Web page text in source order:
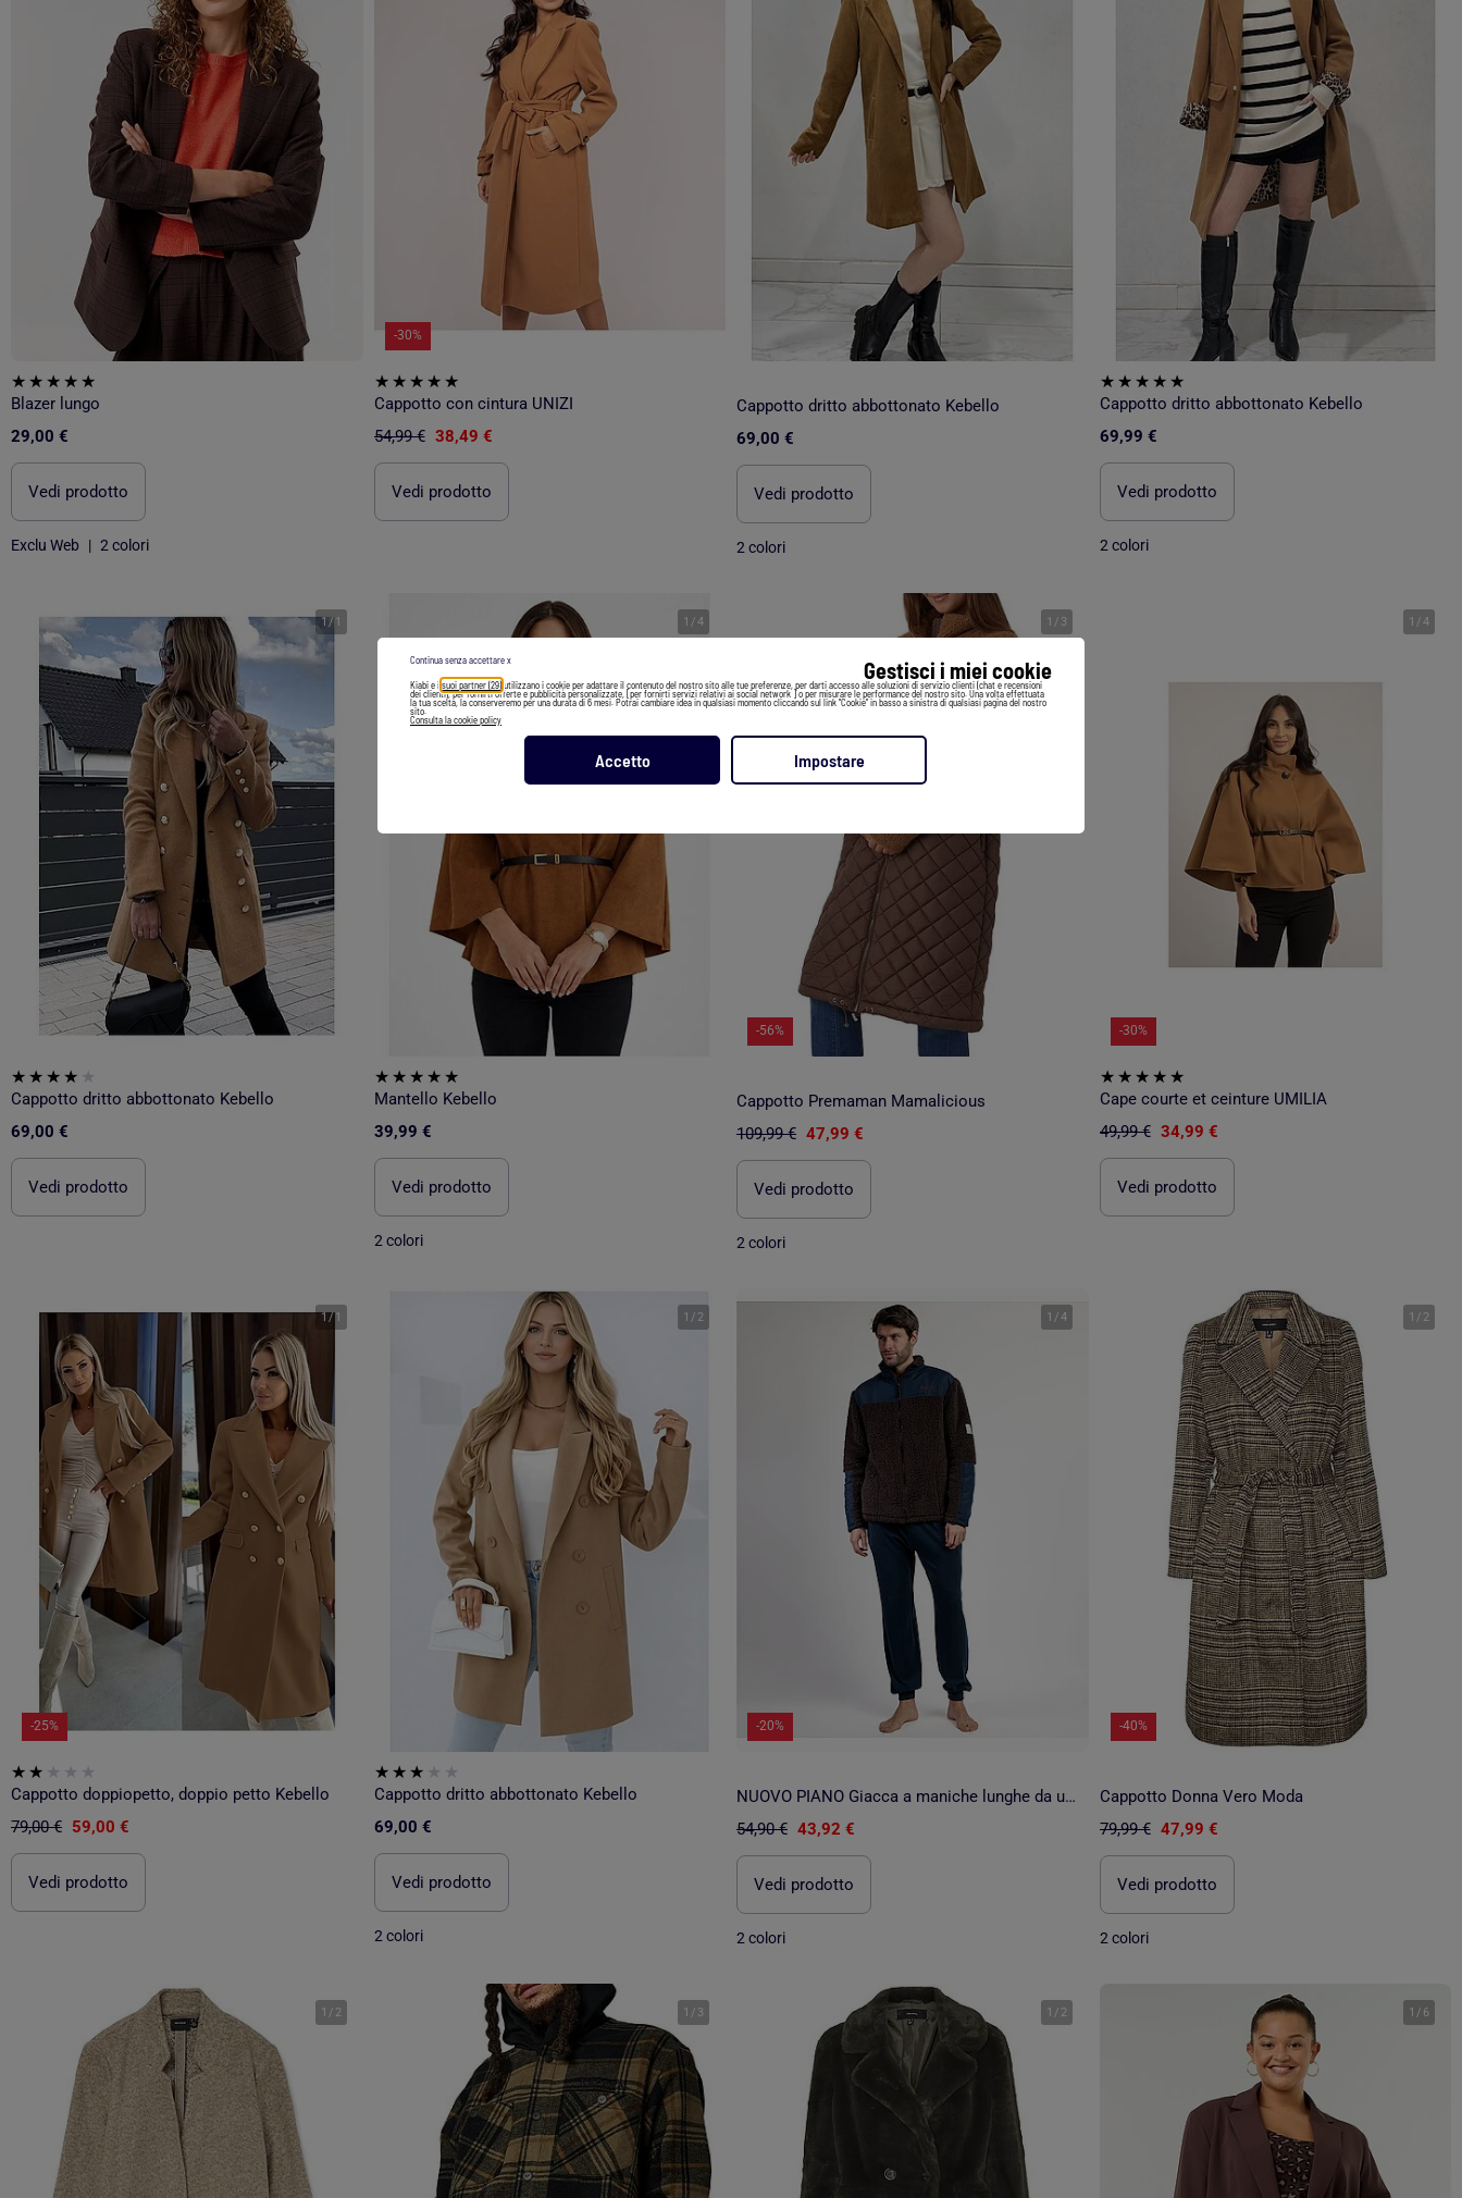
Gestisci i miei cookie
Kiabi e i suoi partner (29) utilizzano i cookie per adattare il contenuto del nostro sito alle tue preferenze, per darti accesso alle soluzioni di servizio clienti (chat e recensioni
dei clienti), per fornirti offerte e pubblicità personalizzate, [per fornirti servizi relativi ai social network ] o per misurare le performance del nostro sito. Una volta effettuata
la tua scelta, la conserveremo per una durata di 6 mesi. Potrai cambiare idea in qualsiasi momento cliccando sul link "Cookie" in basso a sinistra di qualsiasi pagina del nostro
sito.
Consulta la cookie policy
Accetto Impostare
Continua senza accettare x
Blazer lungo
29,00 €
Vedi prodotto
Exclu Web | 2 colori
-30%
Cappotto con cintura UNIZI
54,99 € 38,49 €
Vedi prodotto
Cappotto dritto abbottonato Kebello
69,00 €
Vedi prodotto
2 colori
Cappotto dritto abbottonato Kebello
69,99 €
Vedi prodotto
2 colori
1 / 1
Cappotto dritto abbottonato Kebello
69,00 €
Vedi prodotto
1 /4
Mantello Kebello
39,99 €
Vedi prodotto
2 colori
1 / 3
-56%
Cappotto Premaman Mamalicious
109,99 € 47,99 €
Vedi prodotto
2 colori
1 /4
-30%
Cape courte et ceinture UMILIA
49,99 € 34,99 €
Vedi prodotto
1 / 1
-25%
Cappotto doppiopetto, doppio petto Kebello
79,00 € 59,00 €
Vedi prodotto
1 / 2
Cappotto dritto abbottonato Kebello
69,00 €
Vedi prodotto
2 colori
1 /4
-20%
NUOVO PIANO Giacca a maniche lunghe da uomo in caldo ambra
54,90 € 43,92 €
Vedi prodotto
2 colori
1 / 2
-40%
Cappotto Donna Vero Moda
79,99 € 47,99 €
Vedi prodotto
2 colori
1 / 2 1 / 3 1 / 2 1 / 6